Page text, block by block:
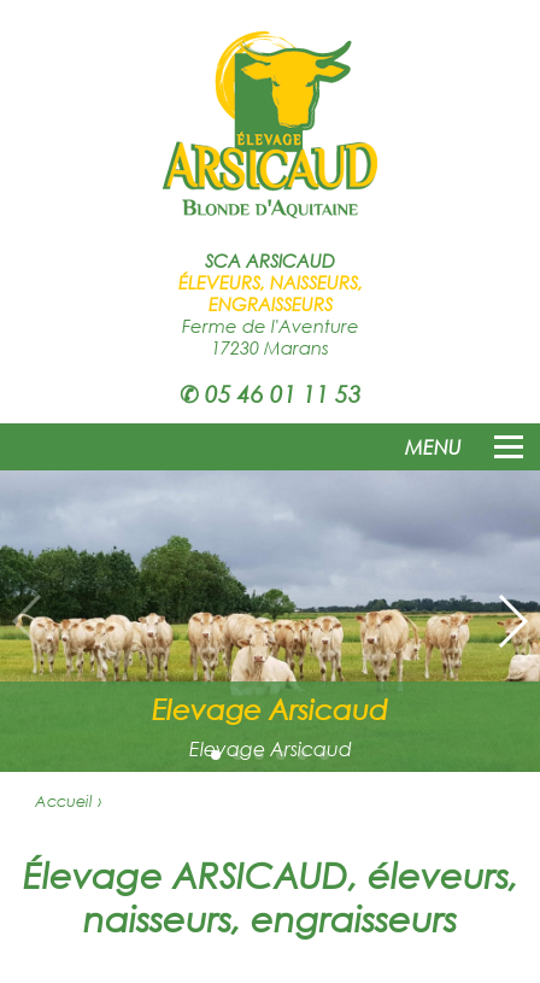
SCA ARSICAUD
ÉLEVEURS, NAISSEURS,
ENGRAISSEURS
Ferme de l'Aventure
17230 Marans
✆ 05 46 01 11 53
MENU
Elevage Arsicaud
Elevage Arsicaud
Accueil ›
Élevage ARSICAUD, éleveurs,
naisseurs, engraisseurs